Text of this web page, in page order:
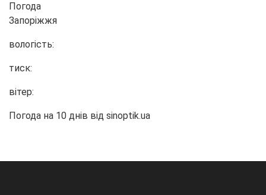
Погода
Запоріжжя
вологість:
тиск:
вітер:
Погода на 10 днів від sinoptik.ua